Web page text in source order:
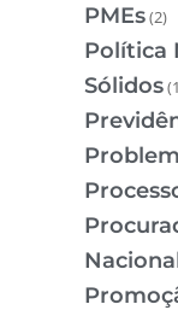
PMEs(2)
Política
Sólidos